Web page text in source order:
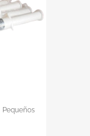
Pequeños